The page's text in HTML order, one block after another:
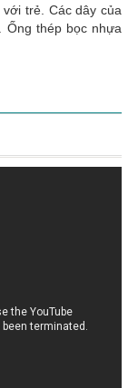
trẻ. Các dây của
Ống thép bọc nhựa